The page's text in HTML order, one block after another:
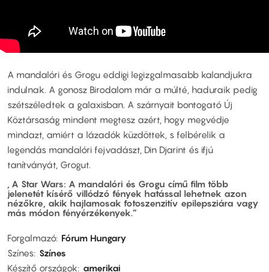
A mandalóri és Grogu eddigi legizgalmasabb kalandjukra
indulnak. A gonosz Birodalom már a múlté, haduraik pedig
szétszéledtek a galaxisban. A szárnyait bontogató Új
Köztársaság mindent megtesz azért, hogy megvédje
mindazt, amiért a lázadók küzdöttek, s felbérelik a
legendás mandalóri fejvadászt, Din Djarint és ifjú
tanítványát, Grogut.
„A Star Wars: A mandalóri és Grogu című film több
jelenetét kísérő villódzó fények hatással lehetnek azon
nézőkre, akik hajlamosak fotoszenzitív epilepsziára vagy
más módon fényérzékenyek.”
Forgalmazó Fórum Hungary
Színes Színes
Készítő országok
amerikai